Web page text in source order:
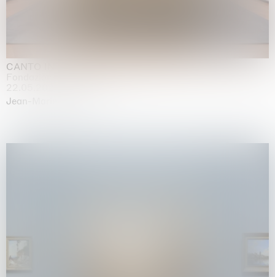
CANTO INFINITO
Jean-Marie Appriou